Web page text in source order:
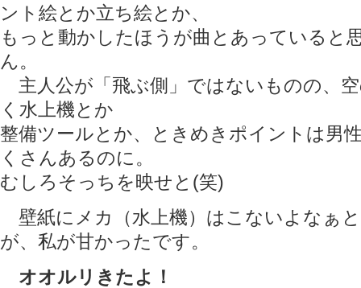
ント絵とか立ち絵とか、
もっと動かしたほうが曲とあっていると
ん。
主人公が「飛ぶ側」ではないものの、
く水上機とか
整備ツールとか、ときめきポイントは男
くさんあるのに。
むしろそっちを映せと(笑)
壁紙にメカ（水上機）はこないよなぁ
が、私が甘かったです。
オオルリきたよ！